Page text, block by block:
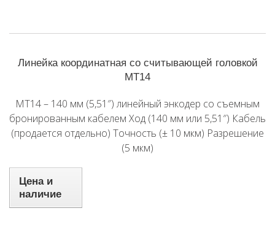
Линейка координатная со считывающей головкой
MT14
MT14 – 140 мм (5,51″) линейный энкодер со съемным
бронированным кабелем Ход (140 мм или 5,51″) Кабель
(продается отдельно) Точность (± 10 мкм) Разрешение
(5 мкм)
Цена и
наличие